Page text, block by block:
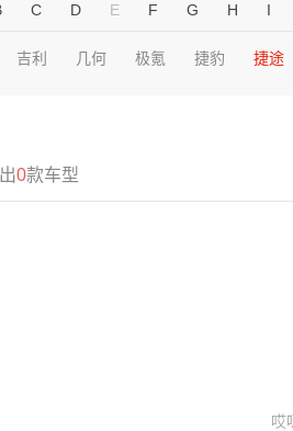
C D E F G H I
吉利 几何 极氪 捷豹 捷途
0款车型
哎